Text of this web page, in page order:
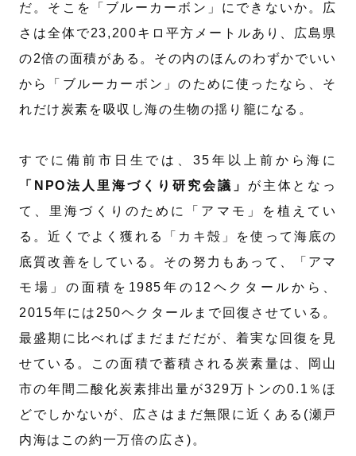
だ。そこを「ブルーカーボン」にできないか。広
さは全体で23,200キロ平方メートルあり、広島県
の2倍の面積がある。その内のほんのわずかでいい
から「ブルーカーボン」のために使ったなら、そ
れだけ炭素を吸収し海の生物の揺り籠になる。
すでに備前市日生では、35年以上前から海に
「NPO法人里海づくり研究会議」 が主体となっ
て、里海づくりのために「アマモ」を植えてい
る。近くでよく獲れる「カキ殻」を使って海底の
底質改善をしている。その努力もあって、「アマ
モ場」の面積を1985年の12ヘクタールから、
2015年には250ヘクタールまで回復させている。
最盛期に比べればまだまだだが、着実な回復を見
せている。この面積で蓄積される炭素量は、岡山
市の年間二酸化炭素排出量が329万トンの0.1％ほ
どでしかないが、広さはまだ無限に近くある(瀬戸
内海はこの約一万倍の広さ)。